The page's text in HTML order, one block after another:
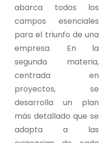
abarca todos los
campos esenciales
para el triunfo de una
empresa. En la
segunda materia,
centrada en
proyectos, se
desarrolla un plan
más detallado que se
adapta a las